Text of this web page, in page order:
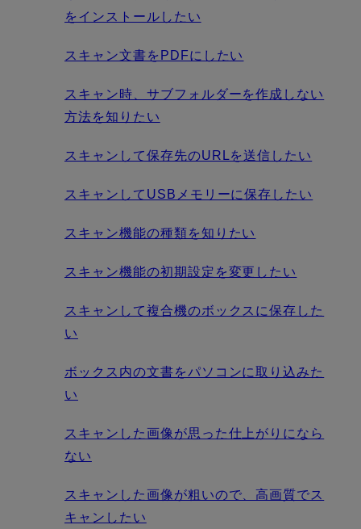
をインストールしたい
スキャン文書をPDFにしたい
スキャン時、サブフォルダーを作成しない
方法を知りたい
スキャンして保存先のURLを送信したい
スキャンしてUSBメモリーに保存したい
スキャン機能の種類を知りたい
スキャン機能の初期設定を変更したい
スキャンして複合機のボックスに保存した
い
ボックス内の文書をパソコンに取り込みた
い
スキャンした画像が思った仕上がりになら
ない
スキャンした画像が粗いので、高画質でス
キャンしたい